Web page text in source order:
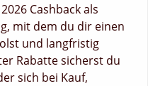
Cashback als
mit dem du dir einen
und langfristig
Rabatte sicherst du
sich bei Kauf,